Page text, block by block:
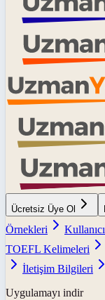
Ücretsiz Üye Ol
Örnekleri
TOEFL Kelimeleri
İletişim Bilgileri
Uygulamayı indir